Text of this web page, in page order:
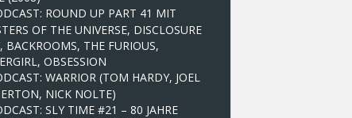
ROUND UP PART 41 MIT
OF THE UNIVERSE, DISCLOSURE
BACKROOMS, THE FURIOUS,
OBSESSION
WARRIOR (TOM HARDY, JOEL
NICK NOLTE)
SLY TIME #21 – 80 JAHRE